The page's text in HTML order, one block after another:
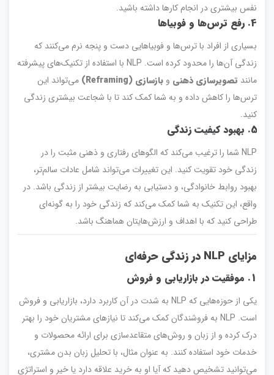
نفس بیشتری در انجام کارها داشته باشید.
4. رفع ترس‌ها و فوبیاها
بسیاری از افراد با ترس‌ها و فوبیاهایی دست و پنجه نرم می‌کنند که
زندگی آن‌ها را محدود کرده است. NLP با استفاده از تکنیک‌های پیشرفته
مانند تصویرسازی ذهنی و بازسازی (Reframing)
می‌تواند این
ترس‌ها را کاهش داده و به شما کمک کند تا با شجاعت بیشتری زندگی
کنید.
5. بهبود کیفیت زندگی
NLP شما را ترغیب می‌کند که الگوهای رفتاری و ذهنی مثبت را در
زندگی خود تقویت کنید. این تغییرات می‌تواند شامل عادات سالم‌تر،
بهبود روابط خانوادگی، و دستیابی به رضایت بیشتر از زندگی باشد. در
واقع، این تکنیک به شما کمک می‌کند که زندگی خود را به گونه‌ای
طراحی کنید که با اهداف و ارزش‌هایتان هماهنگ باشد.
مزایای NLP در زندگی حرفه‌ای
1. موفقیت در بازاریابی و فروش
یکی از حوزه‌هایی که NLP به شدت در آن کاربرد دارد، بازاریابی و فروش
است. NLP به فروشندگان کمک می‌کند تا نیازهای مشتریان خود را بهتر
درک کرده و از زبان و روش‌های متقاعدسازی برای ارائه محصولات و
خدمات خود استفاده کنند. به عنوان مثال، با تحلیل زبان بدن مشتری،
می‌توانید تشخیص دهید که آیا او به خرید علاقه دارد یا خیر و استراتژی